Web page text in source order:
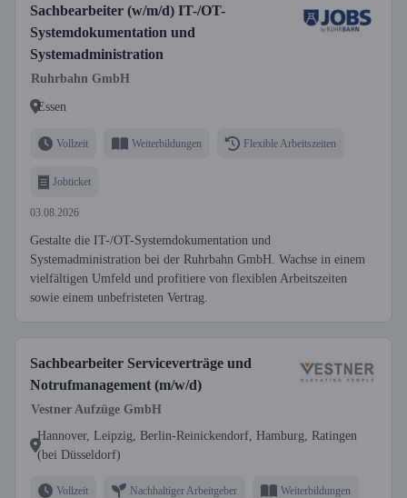
Sachbearbeiter (w/m/d) IT-/OT-
Systemdokumentation und
Systemadministration
Ruhrbahn GmbH
Essen
Vollzeit Weiterbildungen Flexible Arbeitszeiten
Jobticket
03.08.2026
Gestalte die IT-/OT-Systemdokumentation und
Systemadministration bei der Ruhrbahn GmbH. Wachse in einem
vielfältigen Umfeld und profitiere von flexiblen Arbeitszeiten
sowie einem unbefristeten Vertrag.
Sachbearbeiter Serviceverträge und
Notrufmanagement (m/w/d)
Vestner Aufzüge GmbH
Hannover, Leipzig, Berlin-Reinickendorf, Hamburg, Ratingen
(bei Düsseldorf)
Vollzeit Nachhaltiger Arbeitgeber Weiterbildungen